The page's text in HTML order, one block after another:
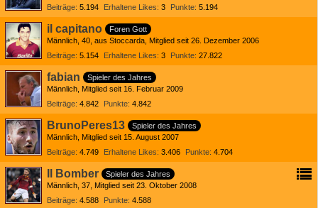
Beiträge 5.194 Erhaltene Likes 3 Punkte 5.194
il capitano
Foren Gott
Männlich 40 aus Stoccarda Mitglied seit 26. Dezember 2006
Beiträge 5.154 Erhaltene Likes 3 Punkte 27.822
fabian
Spieler des Jahres
Männlich Mitglied seit 16. Februar 2009
Beiträge 4.842 Punkte 4.842
BrunoPeres13
Spieler des Jahres
Männlich Mitglied seit 15. August 2007
Beiträge 4.749 Erhaltene Likes 3.406 Punkte 4.704
Il Bomber
Spieler des Jahres
Männlich 37 Mitglied seit 23. Oktober 2008
Beiträge 4.588 Punkte 4.588